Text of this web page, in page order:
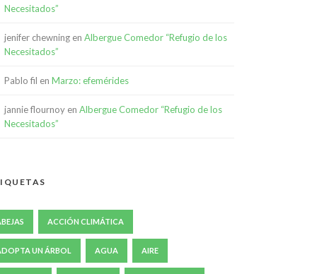
Necesitados”
jenifer chewning en Albergue Comedor “Refugio de los
Necesitados”
Pablo fil en Marzo: efemérides
jannie flournoy en Albergue Comedor “Refugio de los
Necesitados”
ACCIÓN CLIMÁTICA
UN ÁRBOL AGUA AIRE